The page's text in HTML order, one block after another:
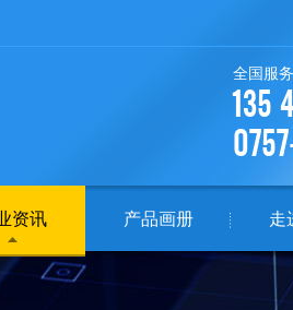
全国服
135
资讯 产品画册 走